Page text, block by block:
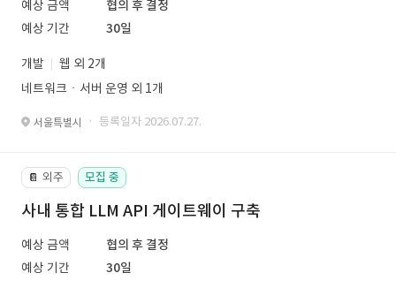
예상 금액
협의 후 결정
예상 기간
30일
개발
웹 외 2개
네트워크ㆍ서버 운영 외 1개
서울특별시 · 등록일자 2026.07.27.
📔 외주 모집 중
사내 통합 LLM API 게이트웨이 구축
예상 금액
협의 후 결정
예상 기간
30일